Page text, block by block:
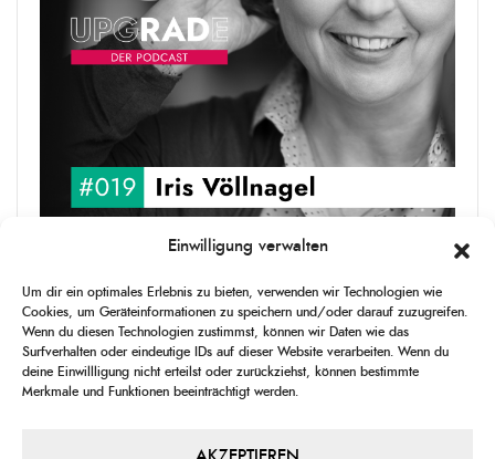
Einwilligung verwalten
Um dir ein optimales Erlebnis zu bieten, verwenden wir Technologien wie
Cookies, um Geräteinformationen zu speichern und/oder darauf zuzugreifen.
Wenn du diesen Technologien zustimmst, können wir Daten wie das
Surfverhalten oder eindeutige IDs auf dieser Website verarbeiten. Wenn du
deine Einwillligung nicht erteilst oder zurückziehst, können bestimmte
Merkmale und Funktionen beeinträchtigt werden.
Iris Völlnagel hat schon auf unterschiedlichen Kontinenten gelebt
und gearbeitet, spricht mehrere Sprachen und berichtet
leidenschaftlich gerne über das, was sie erlebt – als Journalistin,
[...]